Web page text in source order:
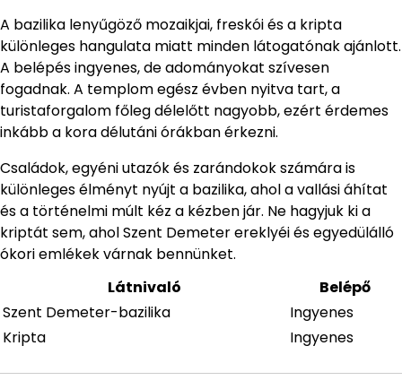
A bazilika lenyűgöző mozaikjai, freskói és a kripta
különleges hangulata miatt minden látogatónak ajánlott.
A belépés ingyenes, de adományokat szívesen
fogadnak. A templom egész évben nyitva tart, a
turistaforgalom főleg délelőtt nagyobb, ezért érdemes
inkább a kora délutáni órákban érkezni.
Családok, egyéni utazók és zarándokok számára is
különleges élményt nyújt a bazilika, ahol a vallási áhítat
és a történelmi múlt kéz a kézben jár. Ne hagyjuk ki a
kriptát sem, ahol Szent Demeter ereklyéi és egyedülálló
ókori emlékek várnak bennünket.
Látnivaló
Belépő
Szent Demeter-bazilika
Ingyenes
Kripta
Ingyenes